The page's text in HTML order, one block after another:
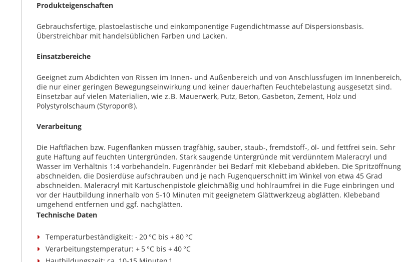
Produkteigenschaften
Gebrauchsfertige, plastoelastische und einkomponentige Fugendichtmasse auf Dispersionsbasis.
Überstreichbar mit handelsüblichen Farben und Lacken.
Einsatzbereiche
Geeignet zum Abdichten von Rissen im Innen- und Außenbereich und von Anschlussfugen im Innenbereich,
die nur einer geringen Bewegungseinwirkung und keiner dauerhaften Feuchtebelastung ausgesetzt sind.
Einsetzbar auf vielen Materialien, wie z. B. Mauerwerk, Putz, Beton, Gasbeton, Zement, Holz und
Polystyrolschaum (Styropor®).
Verarbeitung
Die Haftflächen bzw. Fugenflanken müssen tragfähig, sauber, staub-, fremdstoff-, öl- und fettfrei sein. Sehr
gute Haftung auf feuchten Untergründen. Stark saugende Untergründe mit verdünntem Maleracryl und
Wasser im Verhältnis 1:4 vorbehandeln. Fugenränder bei Bedarf mit Klebeband abkleben. Die Spritzöffnung
abschneiden, die Dosierdüse aufschrauben und je nach Fugenquerschnitt im Winkel von etwa 45 Grad
abschneiden. Maleracryl mit Kartuschenpistole gleichmäßig und hohlraumfrei in die Fuge einbringen und
vor der Hautbildung innerhalb von 5-10 Minuten mit geeignetem Glättwerkzeug abglätten. Klebeband
umgehend entfernen und ggf. nachglätten.
Technische Daten
Temperaturbeständigkeit: - 20 °C bis + 80 °C
Verarbeitungstemperatur: + 5 °C bis + 40 °C